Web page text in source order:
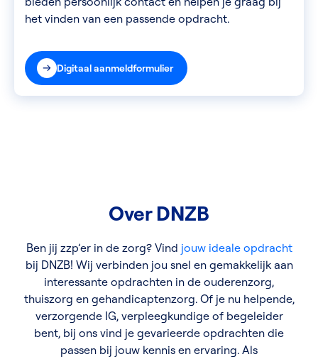
het vinden van een passende opdracht.
Digitaal aanmeldformulier
Over DNZB
Ben jij zzp’er in de zorg? Vind jouw ideale opdracht
bij DNZB! Wij verbinden jou snel en gemakkelijk aan
interessante opdrachten in de ouderenzorg,
thuiszorg en gehandicaptenzorg. Of je nu helpende,
verzorgende IG, verpleegkundige of begeleider
bent, bij ons vind je gevarieerde opdrachten die
passen bij jouw kennis en ervaring. Als